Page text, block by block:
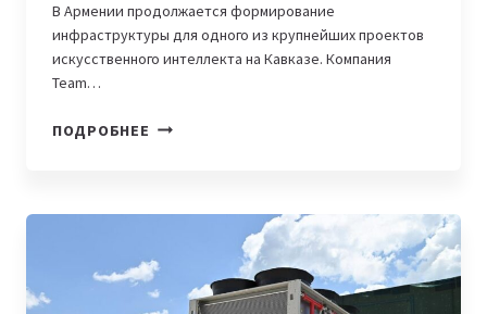
В Армении продолжается формирование
инфраструктуры для одного из крупнейших проектов
искусственного интеллекта на Кавказе. Компания
Team…
ПОДРОБНЕЕ АРМЕНИЯ
МАГИСТРАЛЬНОЙ
ОПТОВОЛОКОННОЙ